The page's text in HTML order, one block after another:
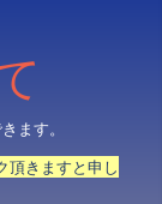
ます。
頂きますと申し